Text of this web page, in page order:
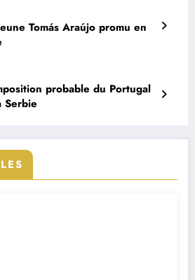
Tomás Araújo promu en
probable du Portugal
Serbie